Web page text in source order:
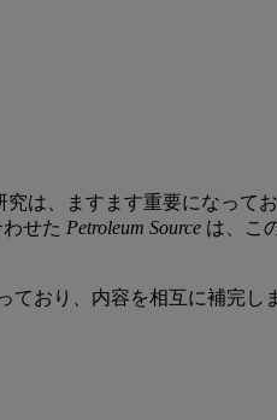
は、ますます重要になって
せた Petroleum Source は、こ
おり、内容を相互に補完し